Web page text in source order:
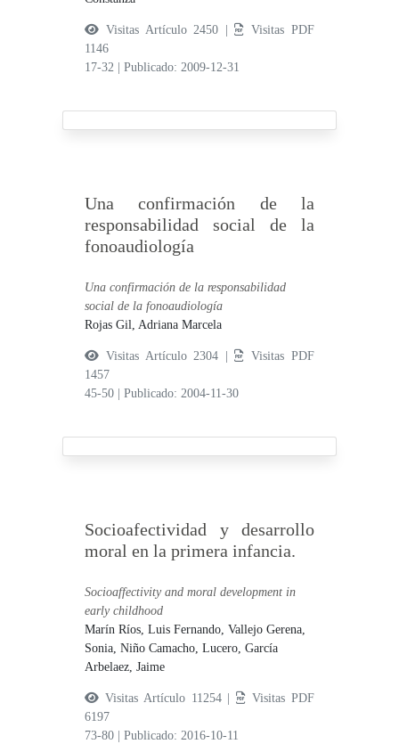
Visitas Artículo 2450 |
Visitas PDF
1146
17-32
|Publicado: 2009-12-31
Una confirmación de la
responsabilidad social de la
fonoaudiología
Una confirmación de la responsabilidad
social de la fonoaudiología
Rojas Gil, Adriana Marcela
Visitas Artículo 2304 |
Visitas PDF
1457
45-50
|Publicado: 2004-11-30
Socioafectividad y desarrollo
moral en la primera infancia.
Socioaffectivity and moral development in
early childhood
Marín Ríos, Luis Fernando,Vallejo Gerena,
Sonia,Niño Camacho, Lucero,García
Arbelaez, Jaime
Visitas Artículo 11254 |
Visitas PDF
6197
73-80
|Publicado: 2016-10-11